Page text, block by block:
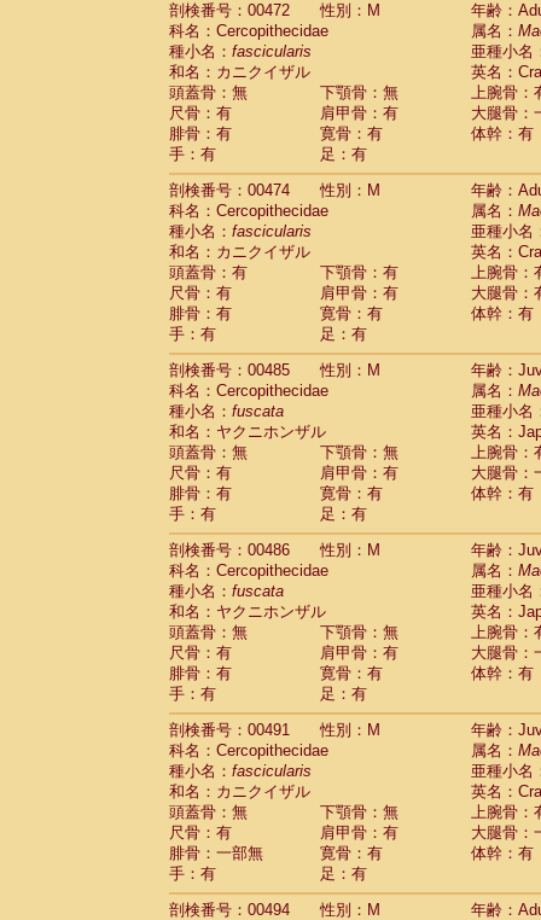
剖検番号：00472
性別：M
年齢：
科名：Cercopithecidae
属名：
種小名： fascicularis
亜種小名
和名：カニクイザル
英名：
頭蓋骨：無
下顎骨：無
上腕骨：
尺骨：有
肩甲骨：有
大腿骨：
腓骨：有
寛骨：有
体幹：有
手：有
足：有
剖検番号：00474
性別：M
年齢：
科名：Cercopithecidae
属名：
種小名： fascicularis
亜種小名
和名：カニクイザル
英名：
頭蓋骨：有
下顎骨：有
上腕骨：
尺骨：有
肩甲骨：有
大腿骨：
腓骨：有
寛骨：有
体幹：有
手：有
足：有
剖検番号：00485
性別：M
年齢：
科名：Cercopithecidae
属名：
種小名： fuscata
亜種小名
和名：ヤクニホンザル
英名：
頭蓋骨：無
下顎骨：無
上腕骨：
尺骨：有
肩甲骨：有
大腿骨：
腓骨：有
寛骨：有
体幹：有
手：有
足：有
剖検番号：00486
性別：M
年齢：
科名：Cercopithecidae
属名：
種小名： fuscata
亜種小名
和名：ヤクニホンザル
英名：
頭蓋骨：無
下顎骨：無
上腕骨：
尺骨：有
肩甲骨：有
大腿骨：
腓骨：有
寛骨：有
体幹：有
手：有
足：有
剖検番号：00491
性別：M
年齢：
科名：Cercopithecidae
属名：
種小名： fascicularis
亜種小名
和名：カニクイザル
英名：
頭蓋骨：無
下顎骨：無
上腕骨：
尺骨：有
肩甲骨：有
大腿骨：
腓骨：一部無
寛骨：有
体幹：有
手：有
足：有
剖検番号：00494
性別：M
年齢：